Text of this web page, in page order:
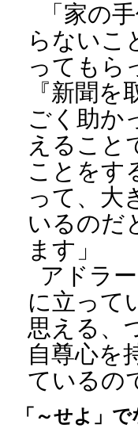
「家の
らないこ
ってもら
『新聞
ごく助か
えること
ことをす
って、大
いるのだ
ます」
アドラ
に立って
思える、
自尊心を
ているの
「～せよ」